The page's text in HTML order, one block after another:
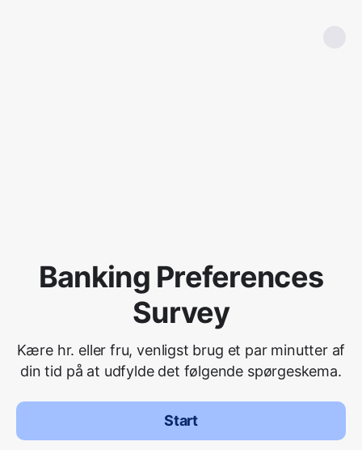
Banking Preferences
Survey
Kære hr. eller fru, venligst brug et par minutter af
din tid på at udfylde det følgende spørgeskema.
Start